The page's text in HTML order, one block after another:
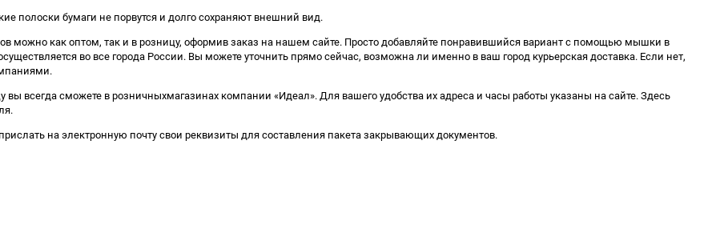
полоски бумаги не порвутся и долго сохраняют внешний вид.
можно как оптом, так и в розницу, оформив заказ на нашем сайте. Просто добавляйте понравившийся вариант с помощью мышки в
во все города России. Вы можете уточнить прямо сейчас, возможна ли именно в ваш город курьерская доставка. Если нет,
всегда сможете в розничныхмагазинах компании «Идеал». Для вашего удобства их адреса и часы работы указаны на сайте. Здесь
на электронную почту свои реквизиты для составления пакета закрывающих документов.